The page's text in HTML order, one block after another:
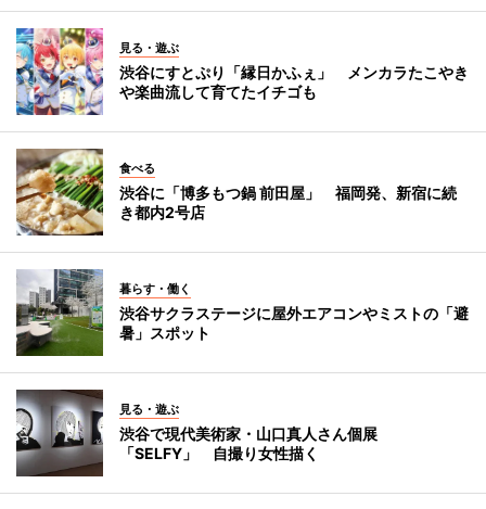
見る・遊ぶ
渋谷にすとぷり「縁日かふぇ」 メンカラたこやき
や楽曲流して育てたイチゴも
食べる
渋谷に「博多もつ鍋 前田屋」 福岡発、新宿に続
き都内2号店
暮らす・働く
渋谷サクラステージに屋外エアコンやミストの「避
暑」スポット
見る・遊ぶ
渋谷で現代美術家・山口真人さん個展
「SELFY」 自撮り女性描く